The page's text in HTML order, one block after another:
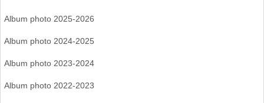
Album photo 2025-2026
Album photo 2024-2025
Album photo 2023-2024
Album photo 2022-2023